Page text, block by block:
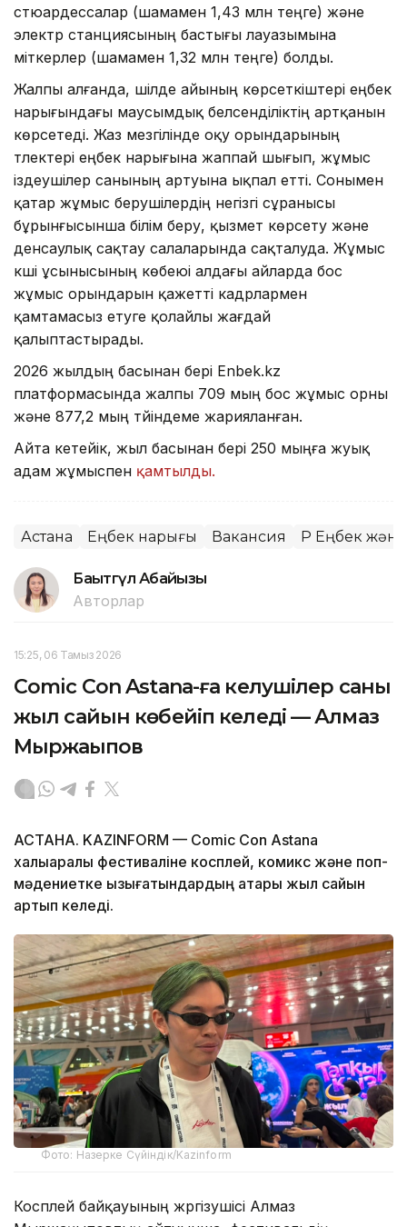
стюардессалар (шамамен 1,43 млн теңге) және
электр станциясының бастығы лауазымына
үміткерлер (шамамен 1,32 млн теңге) болды.
Жалпы алғанда, шілде айының көрсеткіштері еңбек
нарығындағы маусымдық белсенділіктің артқанын
көрсетеді. Жаз мезгілінде оқу орындарының
түлектері еңбек нарығына жаппай шығып, жұмыс
іздеушілер санының артуына ықпал етті. Сонымен
қатар жұмыс берушілердің негізгі сұранысы
бұрынғысынша білім беру, қызмет көрсету және
денсаулық сақтау салаларында сақталуда. Жұмыс
күші ұсынысының көбеюі алдағы айларда бос
жұмыс орындарын қажетті кадрлармен
қамтамасыз етуге қолайлы жағдай
қалыптастырады.
2026 жылдың басынан бері Enbek.kz
платформасында жалпы 709 мың бос жұмыс орны
және 877,2 мың түйіндеме жарияланған.
Айта кетейік, жыл басынан бері 250 мыңға жуық
адам жұмыспен қамтылды.
Астана Еңбек нарығы Вакансия ҚР Еңбек
Бақытгүл Абайқызы
Авторлар
15:25, 06 Тамыз 2026
Comic Con Astana-ға келушілер саны
жыл сайын көбейіп келеді — Алмаз
Мыржақыпов
АСТАНА. KAZINFORM — Comic Con Astana
халықаралық фестиваліне косплей, комикс және поп-
мәдениетке қызығатындардың қатары жыл сайын
артып келеді.
Фото: Назерке Сүйіндік/Kazinform
Косплей байқауының жүргізушісі Алмаз